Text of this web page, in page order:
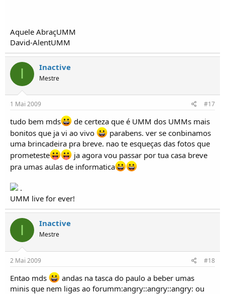
Aquele AbraçUMM
David-AlentUMM
I Inactive
Mestre
1 Mai 2009 #17
tudo bem mds
de certeza que é UMM dos UMMs mais
bonitos que ja vi ao vivo
parabens. ver se conbinamos
uma brincadeira pra breve. nao te esqueças das fotos que
prometeste
ja agora vou passar por tua casa breve
pra umas aulas de informatica
.
UMM live for ever!
I Inactive
Mestre
2 Mai 2009 #18
Entao mds
andas na tasca do paulo a beber umas
minis que nem ligas ao forumm:angry::angry::angry: ou